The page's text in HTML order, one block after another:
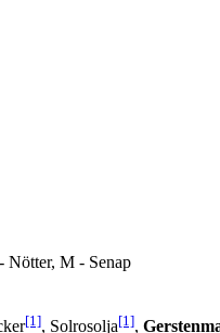
M - Senap
[1], Solrosolja[1],